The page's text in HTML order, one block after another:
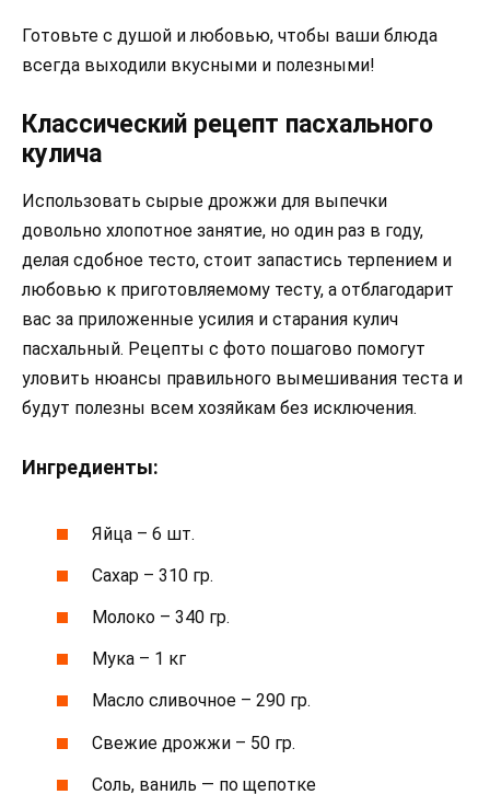
Готовьте с душой и любовью, чтобы ваши блюда
всегда выходили вкусными и полезными!
Классический рецепт пасхального
кулича
Использовать сырые дрожжи для выпечки
довольно хлопотное занятие, но один раз в году,
делая сдобное тесто, стоит запастись терпением и
любовью к приготовляемому тесту, а отблагодарит
вас за приложенные усилия и старания кулич
пасхальный. Рецепты с фото пошагово помогут
уловить нюансы правильного вымешивания теста и
будут полезны всем хозяйкам без исключения.
Ингредиенты:
Яйца – 6 шт.
Сахар – 310 гр.
Молоко – 340 гр.
Мука – 1 кг
Масло сливочное – 290 гр.
Свежие дрожжи – 50 гр.
Соль, ваниль — по щепотке